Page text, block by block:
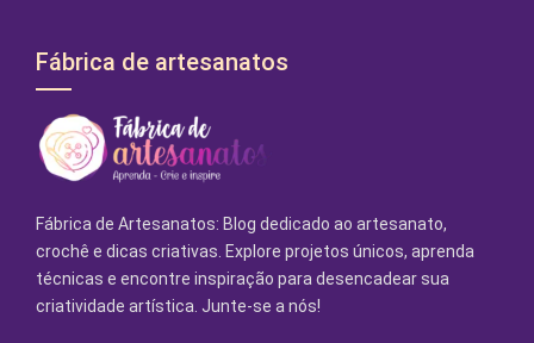
Fábrica de artesanatos
Fábrica de Artesanatos: Blog dedicado ao artesanato,
crochê e dicas criativas. Explore projetos únicos, aprenda
técnicas e encontre inspiração para desencadear sua
criatividade artística. Junte-se a nós!